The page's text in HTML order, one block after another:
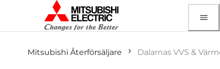
Mitsubishi Återförsäljare Dalarnas VVS &